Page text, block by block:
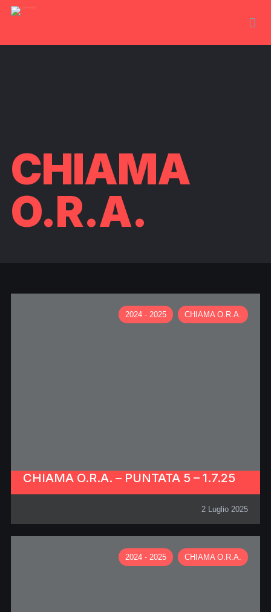
CHIAMA
O.R.A.
2024 - 2025 CHIAMA O.R.A.
CHIAMA O.R.A. – PUNTATA 5 – 1.7.25
2 Luglio 2025
2024 - 2025 CHIAMA O.R.A.